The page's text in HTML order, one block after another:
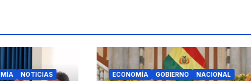
NOTICIAS ECONOMÍA GOBIERNO NACIONAL